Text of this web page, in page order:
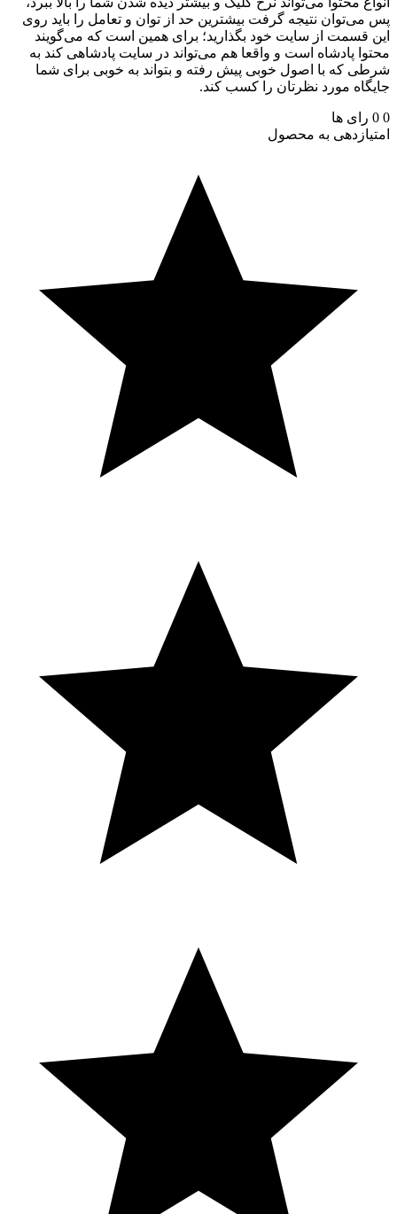
نتیجه گرفت بیشترین حد از توان و تعامل را باید روی
قسمت از سایت خود بگذارید؛ برای همین است که می‌گویند
پادشاه است و واقعا هم می‌تواند در سایت پادشاهی کند به
که با اصول خوبی پیش رفته و بتواند به خوبی برای شما
مورد نظرتان را کسب کند.
رای ها
به محصول